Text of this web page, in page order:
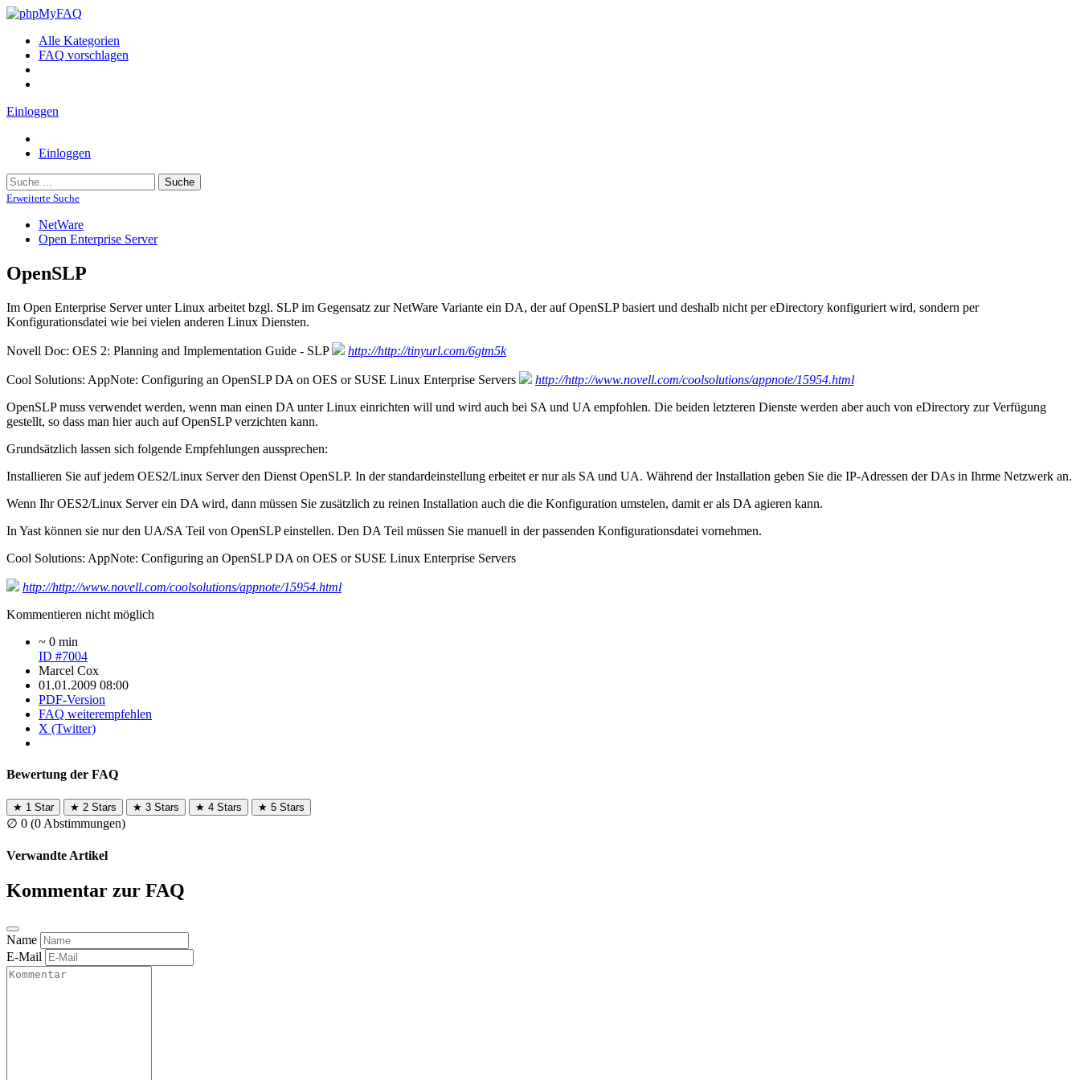
Alle Kategorien
FAQ vorschlagen
Einloggen
Einloggen
Suche
Erweiterte Suche
NetWare
Open Enterprise Server
OpenSLP
Im Open Enterprise Server unter Linux arbeitet bzgl. SLP im Gegensatz zur NetWare Variante ein DA, der auf OpenSLP basiert und deshalb nicht per eDirectory konfiguriert wird, sondern per
Konfigurationsdatei wie bei vielen anderen Linux Diensten.
Novell Doc: OES 2: Planning and Implementation Guide - SLP http://http://tinyurl.com/6gtm5k
Cool Solutions: AppNote: Configuring an OpenSLP DA on OES or SUSE Linux Enterprise Servers
http://http://www.novell.com/coolsolutions/appnote/15954.html
OpenSLP muss verwendet werden, wenn man einen DA unter Linux einrichten will und wird auch bei SA und UA empfohlen. Die beiden letzteren Dienste werden aber auch von eDirectory zur Verfügung
gestellt, so dass man hier auch auf OpenSLP verzichten kann.
Grundsätzlich lassen sich folgende Empfehlungen aussprechen:
Installieren Sie auf jedem OES2/Linux Server den Dienst OpenSLP. In der standardeinstellung erbeitet er nur als SA und UA. Während der Installation geben Sie die IP-Adressen der DAs in Ihrme Netzwerk an.
Wenn Ihr OES2/Linux Server ein DA wird, dann müssen Sie zusätzlich zu reinen Installation auch die die Konfiguration umstelen, damit er als DA agieren kann.
In Yast können sie nur den UA/SA Teil von OpenSLP einstellen. Den DA Teil müssen Sie manuell in der passenden Konfigurationsdatei vornehmen.
Cool Solutions: AppNote: Configuring an OpenSLP DA on OES or SUSE Linux Enterprise Servers
http://http://www.novell.com/coolsolutions/appnote/15954.html
Kommentieren nicht möglich
~ 0 min
ID #7004
Marcel Cox
01.01.2009 08:00
PDF-Version
FAQ weiterempfehlen
X (Twitter)
Bewertung der FAQ
★ 1 Star ★ 2 Stars ★ 3 Stars ★ 4 Stars ★ 5 Stars
∅ 0 (0 Abstimmungen)
Verwandte Artikel
Kommentar zur FAQ
Name
E-Mail